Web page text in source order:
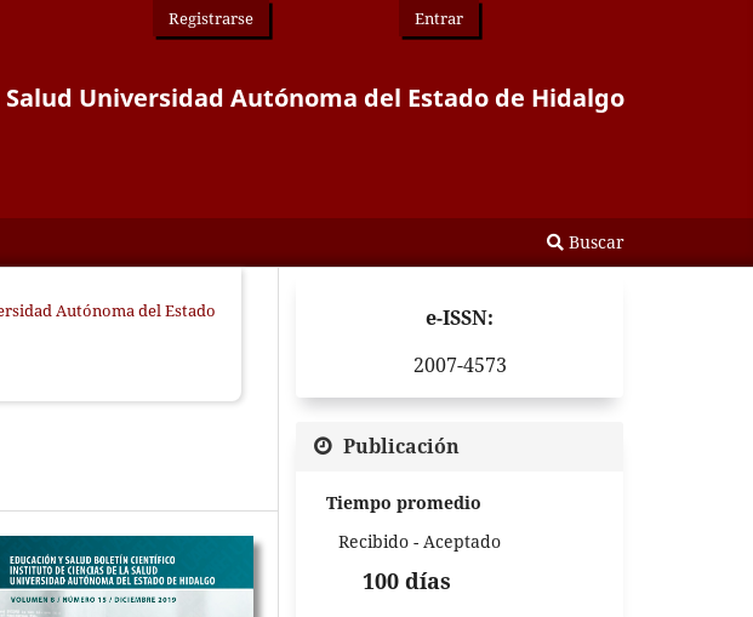
Universidad Autónoma del Estado de Hidalgo
Buscar
Registrarse Entrar
Autónoma del Estado
e-ISSN:
2007-4573
Publicación
Tiempo promedio
Recibido - Aceptado
100 días